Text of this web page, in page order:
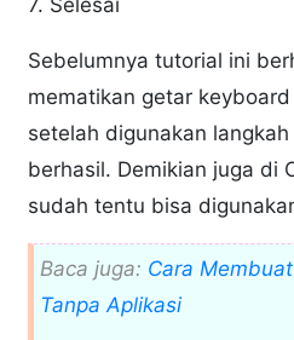
Sebelumnya tutorial ini
mematikan getar
setelah digunakan
berhasil. Demikian juga di
sudah tentu bisa
Baca juga: Cara
Tanpa Aplikasi